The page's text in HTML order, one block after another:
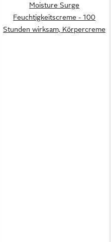
Moisture Surge
Feuchtigkeitscreme - 100
Stunden wirksam, Körpercreme